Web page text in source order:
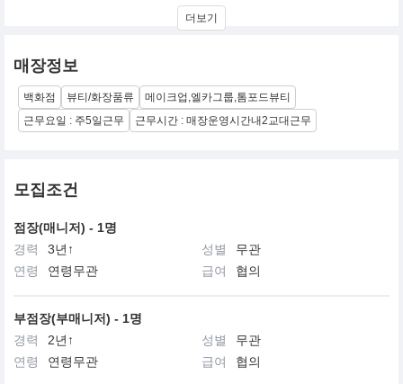
했습니다. ‘톰 포드 뷰티’는 제품력과 서비스 그리고 장인 정신을 다
양하게 갖춘 하이-엔드 뷰티 브랜드입니다. 톰 포드는 메이크업, 스
며, 부드럽고 우아하게 또는 강렬하고 과감하게 본인의 가장 매력적
이고 열정적인 모습을 표현하는 힘을 지녔다고 말합니다. 여성 개개
인에게 잠재된 아름다움과 보다 결점 없이 빛나는 피부, 매력적이고
감각적인 컬러 표현을 위한 스킨 케어부터 메이크업 제품까지 다양
한 제품을 선보이고 있습니다. 또한 고귀한 원료를 사용한 ‘럭셔리
사랑 받고 있습니다.
더보기
매장정보
백화점 뷰티/화장품류
메이크업,엘카그룹,톰포드뷰티
근무요일 : 주5일근무
근무시간 : 매장운영시간내2교대근무
모집조건
점장(매니저) - 1명
경력
3년↑ 성별
무관
연령
연령무관 급여 협의
부점장(부매니저) - 1명
경력
2년↑ 성별
무관
연령
연령무관 급여 협의